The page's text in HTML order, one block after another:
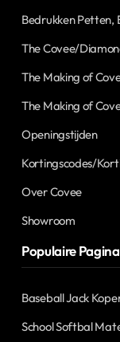
Bedrukken Petten,
The Covee/
The Making of
The Making of
Openingstijden
Kortingscodes/
Over Covee
Showroom
Populaire
Baseball Jack
School Softbal